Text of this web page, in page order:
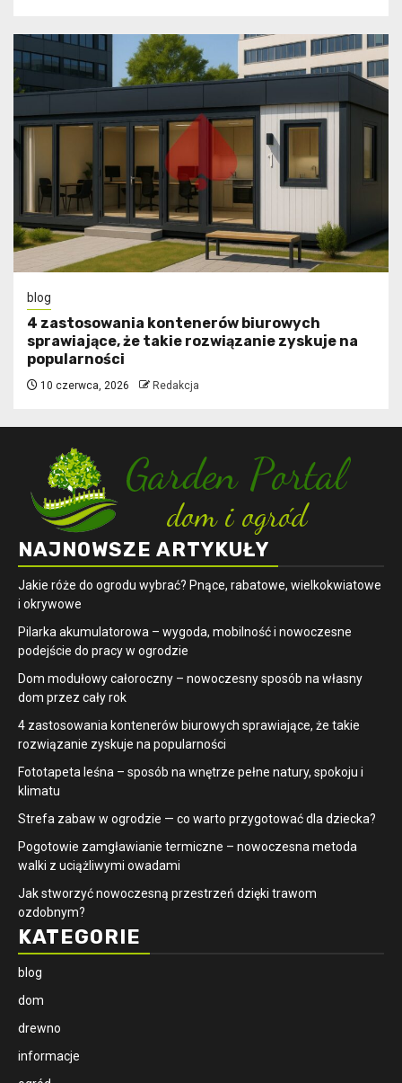
blog
4 zastosowania kontenerów biurowych
sprawiające, że takie rozwiązanie zyskuje na
popularności
10 czerwca, 2026 Redakcja
NAJNOWSZE ARTYKUŁY
Jakie róże do ogrodu wybrać? Pnące, rabatowe, wielkokwiatowe
i okrywowe
Pilarka akumulatorowa – wygoda, mobilność i nowoczesne
podejście do pracy w ogrodzie
Dom modułowy całoroczny – nowoczesny sposób na własny
dom przez cały rok
4 zastosowania kontenerów biurowych sprawiające, że takie
rozwiązanie zyskuje na popularności
​Fototapeta leśna – sposób na wnętrze pełne natury, spokoju i
klimatu
Strefa zabaw w ogrodzie — co warto przygotować dla dziecka?
Pogotowie zamgławianie termiczne – nowoczesna metoda
walki z uciążliwymi owadami
Jak stworzyć nowoczesną przestrzeń dzięki trawom
ozdobnym?
KATEGORIE
blog
dom
drewno
informacje